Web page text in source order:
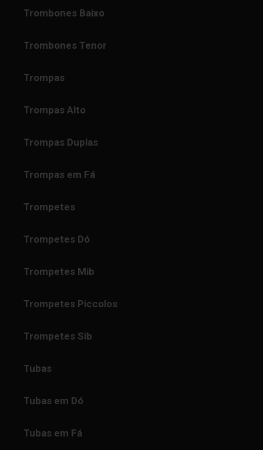
Trombones Baixo
Trombones Tenor
Trompas
Trompas Alto
Trompas Duplas
Trompas em Fá
Trompetes
Trompetes Dó
Trompetes Mib
Trompetes Piccolos
Trompetes Sib
Tubas
Tubas em Dó
Tubas em Fá